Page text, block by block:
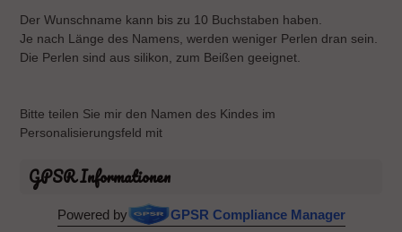
Der Wunschname kann bis zu 10 Buchstaben haben.
Je nach Länge des Namens, werden weniger Perlen dran sein.
Die Perlen sind aus silikon, zum Beißen geeignet.
Bitte teilen Sie mir den Namen des Kindes im
Personalisierungsfeld mit
GPSR Informationen
Powered by GPSR Compliance Manager